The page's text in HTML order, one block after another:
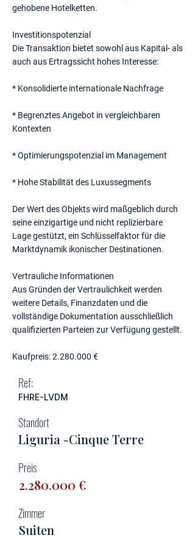
gehobene Hotelketten.
Investitionspotenzial
Die Transaktion bietet sowohl aus Kapital- als
auch aus Ertragssicht hohes Interesse:
* Konsolidierte internationale Nachfrage
* Begrenztes Angebot in vergleichbaren
Kontexten
* Optimierungspotenzial im Management
* Hohe Stabilität des Luxussegments
Der Wert des Objekts wird maßgeblich durch
seine einzigartige und nicht replizierbare
Lage gestützt, ein Schlüsselfaktor für die
Marktdynamik ikonischer Destinationen.
Vertrauliche Informationen
Aus Gründen der Vertraulichkeit werden
weitere Details, Finanzdaten und die
vollständige Dokumentation ausschließlich
qualifizierten Parteien zur Verfügung gestellt.
Kaufpreis:2.280.000 €
Ref:
FHRE-LVDM
Standort
Liguria -Cinque Terre
Preis
2.280.000 €
Zimmer
Suiten